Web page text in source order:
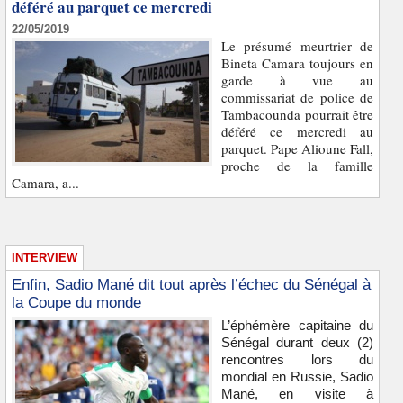
déféré au parquet ce mercredi
22/05/2019
Le présumé meurtrier de
Bineta Camara toujours en
garde à vue au
commissariat de police de
Tambacounda pourrait être
déféré ce mercredi au
parquet. Pape Alioune Fall,
proche de la famille
Camara, a...
INTERVIEW
Enfin, Sadio Mané dit tout après l’échec du Sénégal à
la Coupe du monde
L’éphémère capitaine du
Sénégal durant deux (2)
rencontres lors du
mondial en Russie, Sadio
Mané, en visite à